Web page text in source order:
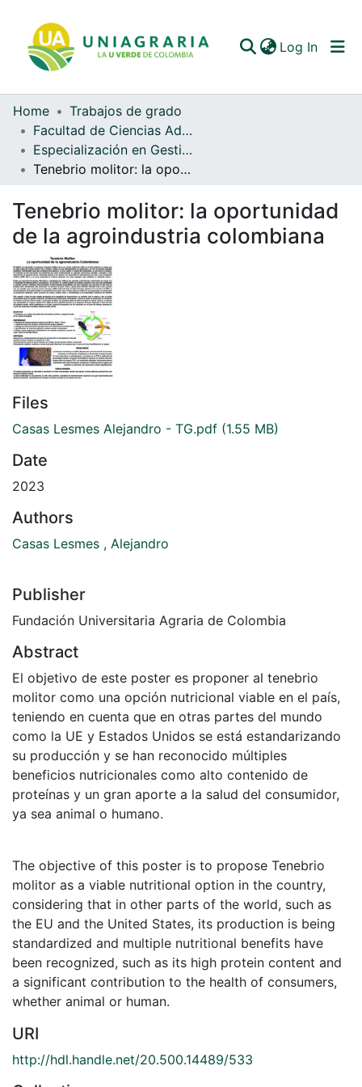
Log In
Communities & Collections
All of DSpace
Home
Trabajos de grado
Facultad de Ciencias Administrativas y Contables
Especialización en Gestión de Agronegocios (EGA)
Tenebrio molitor: la oportunidad de la agroindustria colombiana
Tenebrio molitor: la oportunidad
de la agroindustria colombiana
Files
Casas Lesmes Alejandro - TG.pdf (1.55 MB)
Date
2023
Authors
Casas Lesmes , Alejandro
Publisher
Fundación Universitaria Agraria de Colombia
Abstract
El objetivo de este poster es proponer al tenebrio
molitor como una opción nutricional viable en el país,
teniendo en cuenta que en otras partes del mundo
como la UE y Estados Unidos se está estandarizando
su producción y se han reconocido múltiples
beneficios nutricionales como alto contenido de
proteínas y un gran aporte a la salud del consumidor,
ya sea animal o humano.
The objective of this poster is to propose Tenebrio
molitor as a viable nutritional option in the country,
considering that in other parts of the world, such as
the EU and the United States, its production is being
standardized and multiple nutritional benefits have
been recognized, such as its high protein content and
a significant contribution to the health of consumers,
whether animal or human.
URI
http://hdl.handle.net/20.500.14489/533